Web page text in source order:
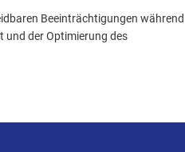
Beeinträchtigungen während
und der Optimierung des